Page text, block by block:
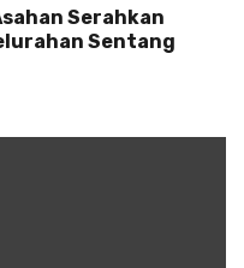
Serahkan
Sentang